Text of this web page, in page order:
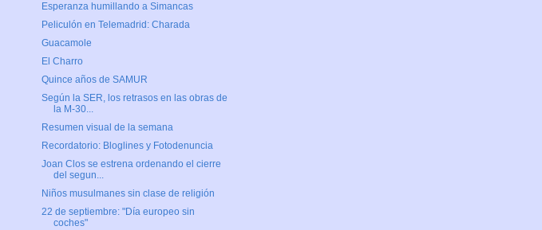
Esperanza humillando a Simancas
Peliculón en Telemadrid: Charada
Guacamole
El Charro
Quince años de SAMUR
Según la SER, los retrasos en las obras de
la M-30...
Resumen visual de la semana
Recordatorio: Bloglines y Fotodenuncia
Joan Clos se estrena ordenando el cierre
del segun...
Niños musulmanes sin clase de religión
22 de septiembre: "Día europeo sin
coches"